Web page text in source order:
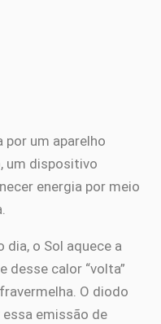
por um aparelho
um dispositivo
energia por meio
o Sol aquece a
desse calor “volta”
O diodo
emissão de